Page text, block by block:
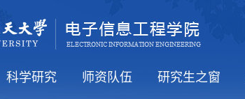
科学研究 师资队伍 研究生之窗